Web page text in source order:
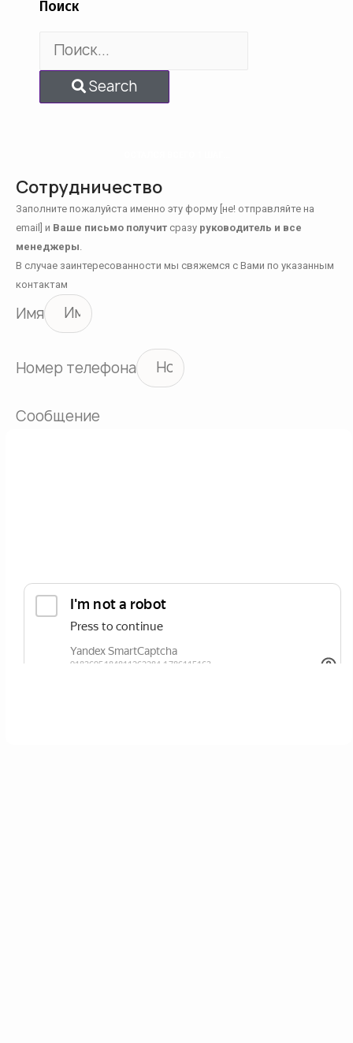
Поиск
Search
Сотрудничество
Заполните пожалуйста именно эту форму [не! отправляйте на
email] и Ваше письмо получит сразу руководитель и все
менеджеры
В случае заинтересованности мы свяжемся с Вами по указанным
контактам
Имя
Номер телефона
Сообщение